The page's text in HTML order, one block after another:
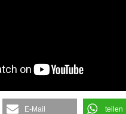
E-Mail teilen